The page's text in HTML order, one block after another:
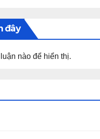
đây
nào để hiển thị.